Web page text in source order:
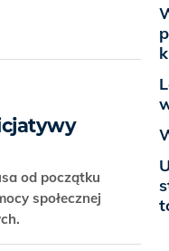
od początku
społecznej